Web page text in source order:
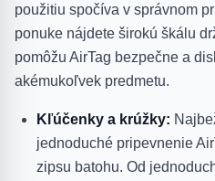
použitiu spočíva v správnom
ponuke nájdete širokú škálu
pomôžu AirTag bezpečne a
akémukoľvek predmetu.
Kľúčenky a krúžky:
jednoduché pripevnenie
zipsu batohu. Od